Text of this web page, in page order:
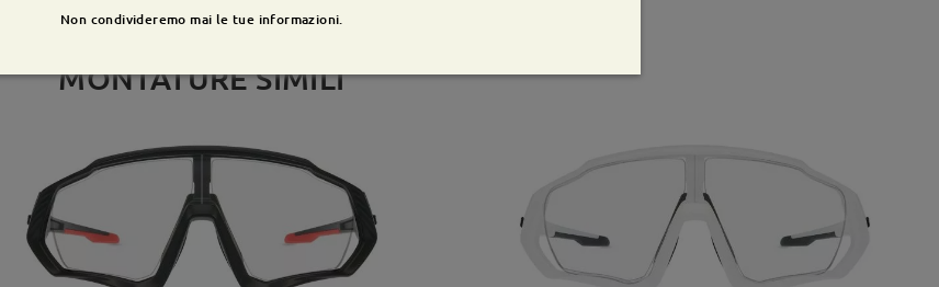
MONTATURE SIMILI
Non condivideremo mai le tue informazioni.